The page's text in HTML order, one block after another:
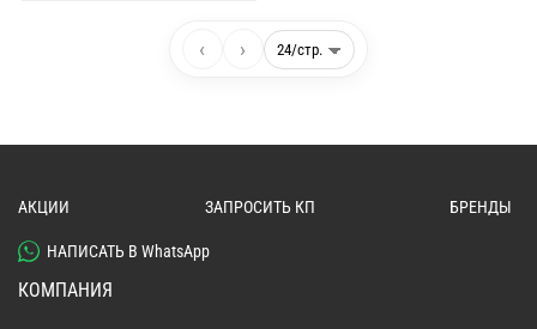
‹ ›
АКЦИИ ЗАПРОСИТЬ КП БРЕНДЫ
НАПИСАТЬ В WhatsApp
КОМПАНИЯ